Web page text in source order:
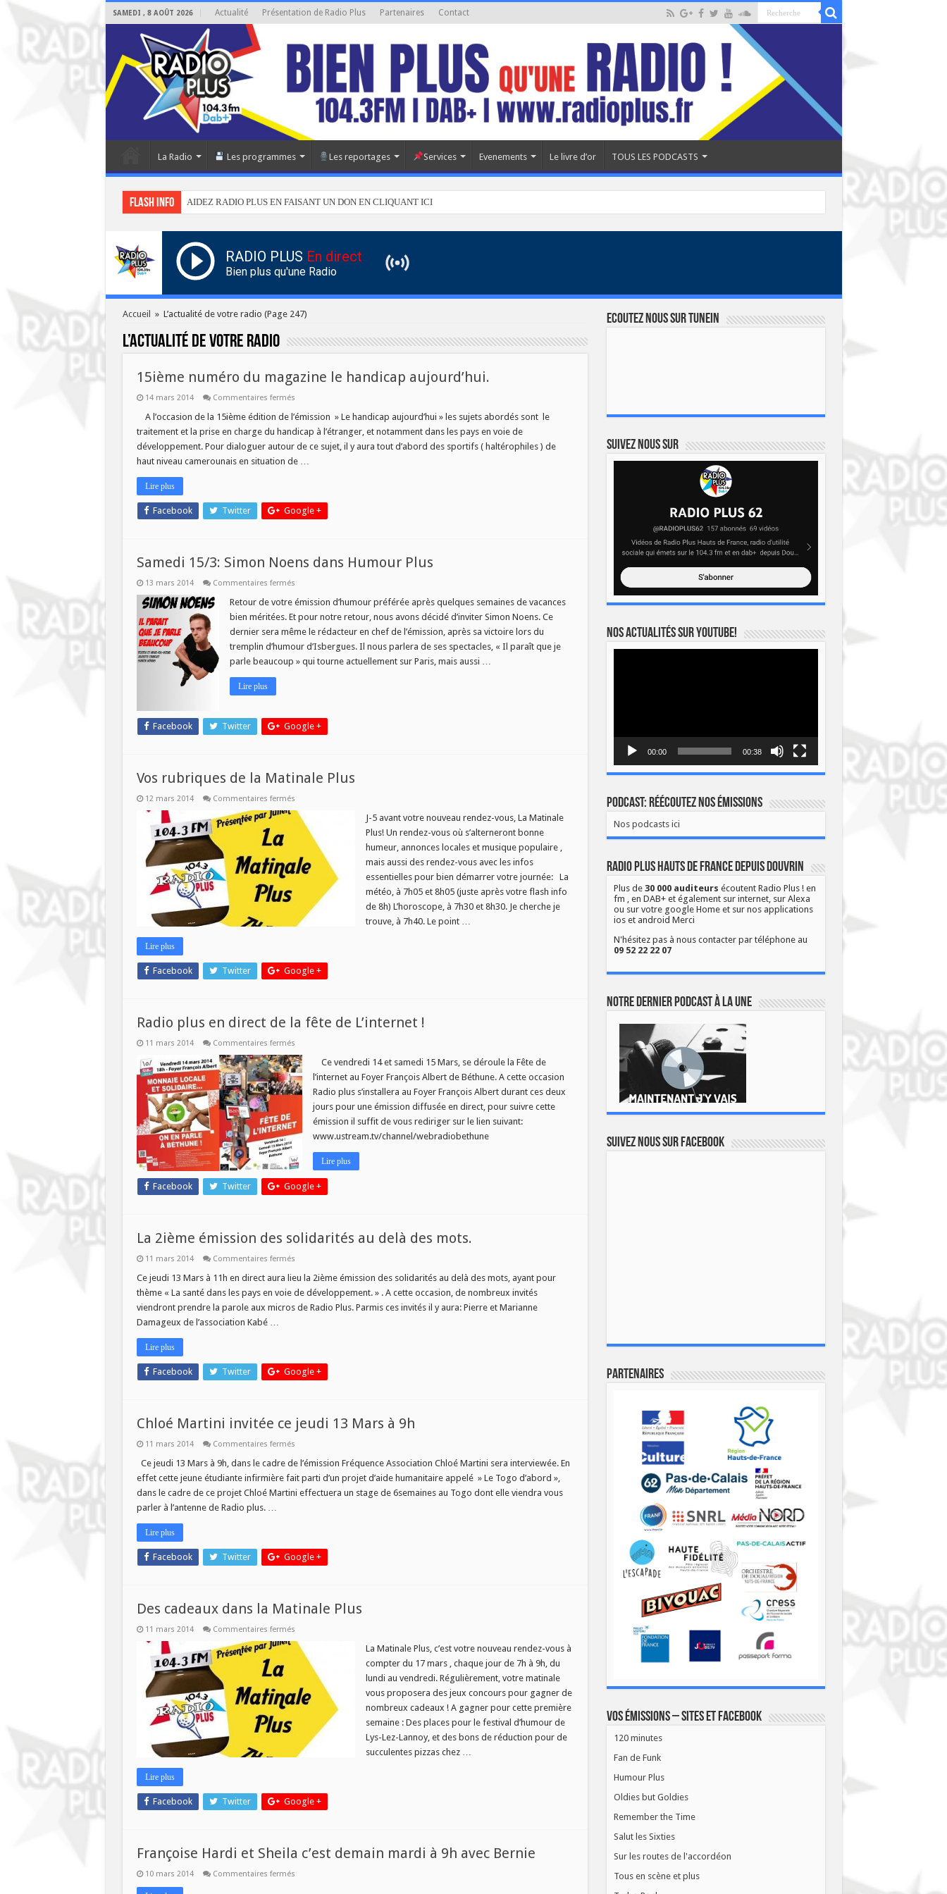
SAMEDI , 8 AOÛT 2026 Actualité Présentation de Radio Plus Partenaires Contact
La Radio Les programmes Les reportages Services Evenements Le livre d’or TOUS LES PODCASTS
Flash info AIDEZ RADIO PLUS EN FAISANT UN DON EN CLIQUANT ICI
RADIO PLUS En direct
Bien plus qu'une Radio
Accueil » L’actualité de votre radio (Page 247)
L’actualité de votre radio
15ième numéro du magazine le handicap aujourd’hui.
14 mars 2014 Commentaires ferméssur
numéro
magazine
le
handicap
aujourd’hui.
A l’occasion de la 15ième édition de l’émission » Le handicap aujourd’hui » les sujets abordés sont le
traitement et la prise en charge du handicap à l’étranger, et notamment dans les pays en voie de
développement. Pour dialoguer autour de ce sujet, il y aura tout d’abord des sportifs ( haltérophiles ) de
haut niveau camerounais en situation de …
Lire plus
Facebook Twitter Google +
Samedi 15/3: Simon Noens dans Humour Plus
13 mars 2014 Commentaires ferméssur
15/3:
Noens
dans
Humour
Plus
Retour de votre émission d’humour préférée après quelques semaines de vacances
bien méritées. Et pour notre retour, nous avons décidé d’inviter Simon Noens. Ce
dernier sera même le rédacteur en chef de l’émission, après sa victoire lors du
tremplin d’humour d’Isbergues. Il nous parlera de ses spectacles, « Il paraît que je
parle beaucoup » qui tourne actuellement sur Paris, mais aussi …
Lire plus
Facebook Twitter Google +
Vos rubriques de la Matinale Plus
12 mars 2014 Commentaires ferméssur
rubriques
de
Matinale
J-5 avant votre nouveau rendez-vous, La Matinale
Plus! Un rendez-vous où s’alterneront bonne
humeur, annonces locales et musique populaire ,
mais aussi des rendez-vous avec les infos
essentielles pour bien démarrer votre journée: La
météo, à 7h05 et 8h05 (juste après votre flash info
de 8h) L’horoscope, à 7h30 et 8h30. Je cherche je
trouve, à 7h40. Le point …
Lire plus
Facebook Twitter Google +
Radio plus en direct de la fête de L’internet !
11 mars 2014 Commentaires ferméssur
plus
en
direct
de
la
L’internet
!
Ce vendredi 14 et samedi 15 Mars, se déroule la Fête de
l’internet au Foyer François Albert de Béthune. A cette occasion
Radio plus s’installera au Foyer François Albert durant ces deux
jours pour une émission diffusée en direct, pour suivre cette
émission il suffit de vous rediriger sur le lien suivant:
www.ustream.tv/channel/webradiobethune
Lire plus
Facebook Twitter Google +
La 2ième émission des solidarités au delà des mots.
11 mars 2014 Commentaires ferméssur
2ième
des
solidarités
au
Ce jeudi 13 Mars à 11h en direct aura lieu la 2ième émission des solidarités au delà des mots, ayant pour
thème « La santé dans les pays en voie de développement. » . A cette occasion, de nombreux invités
viendront prendre la parole aux micros de Radio Plus. Parmis ces invités il y aura: Pierre et Marianne
Damageux de l’association Kabé …
Lire plus
Facebook Twitter Google +
Chloé Martini invitée ce jeudi 13 Mars à 9h
11 mars 2014 Commentaires ferméssur
Martini
ce
jeudi
13
Ce jeudi 13 Mars à 9h, dans le cadre de l’émission Fréquence Association Chloé Martini sera interviewée. En
effet cette jeune étudiante infirmière fait parti d’un projet d’aide humanitaire appelé » Le Togo d’abord »,
dans le cadre de ce projet Chloé Martini effectuera un stage de 6semaines au Togo dont elle viendra vous
parler à l’antenne de Radio plus. …
Lire plus
Facebook Twitter Google +
Des cadeaux dans la Matinale Plus
11 mars 2014 Commentaires ferméssur
cadeaux
dans
Matinale
La Matinale Plus, c’est votre nouveau rendez-vous à
compter du 17 mars , chaque jour de 7h à 9h, du
lundi au vendredi. Régulièrement, votre matinale
vous proposera des jeux concours pour gagner de
nombreux cadeaux ! A gagner pour cette première
semaine : Des places pour le festival d’humour de
Lys-Lez-Lannoy, et des bons de réduction pour de
succulentes pizzas chez …
Lire plus
Facebook Twitter Google +
Françoise Hardi et Sheila c’est demain mardi à 9h avec Bernie
10 mars 2014 Commentaires ferméssur
Ecoutez nous sur TuneIn
Suivez nous sur
Nos actualités sur YOUTUBE!
00:00 00:38
Podcast: Réécoutez nos émissions
Nos podcasts ici
Radio Plus Hauts de France depuis Douvrin
Plus de 30 000 auditeurs écoutent Radio Plus ! en
fm , en DAB+ et également sur internet, sur Alexa
ou sur votre google Home et sur nos applications
ios et android Merci
N'hésitez pas à nous contacter par téléphone au
09 52 22 22 07
Notre dernier podcast à la une
Suivez nous sur Facebook
Partenaires
Vos émissions – Sites et Facebook
120 minutes
Fan de Funk
Humour Plus
Oldies but Goldies
Remember the Time
Salut les Sixties
Sur les routes de l'accordéon
Tous en scène et plus